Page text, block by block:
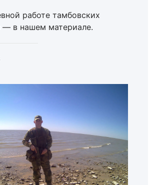
работе тамбовских
— в нашем материале.